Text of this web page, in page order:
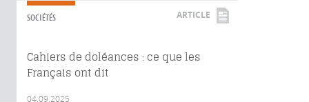
SOCIÉTÉS ARTICLE
Cahiers de doléances : ce que les
Français ont dit
04.09.2025